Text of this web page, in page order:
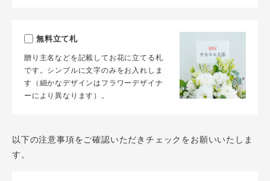
無料立て札
贈り主名などを記載してお花に立てる札
です。シンプルに文字のみをお入れしま
す（細かなデザインはフラワーデザイナ
ーにより異なります）。
以下の注意事項をご確認いただきチェックをお願いいたしま
す。